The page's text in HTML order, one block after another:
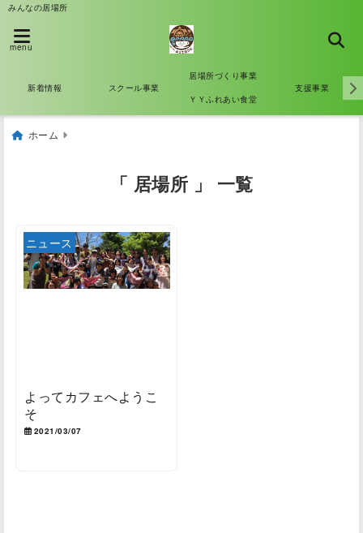
みんなの居場所
menu
新着情報 スクール事業
居場所づくり事業
ＹＹふれあい食堂
支援事業
ホーム
「 居場所 」 一覧
ニュース
よってカフェへようこ
そ
2021/03/07